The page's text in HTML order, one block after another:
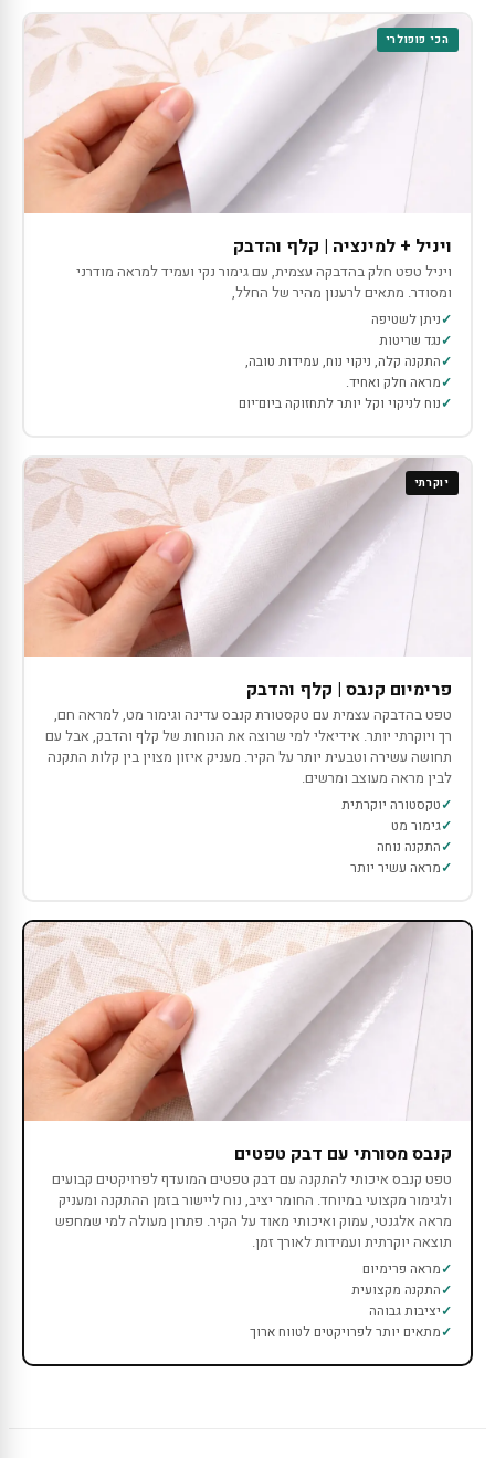
הכי פופולרי
ויניל + למינציה | קלף והדבק
ויניל טפט חלק בהדבקה עצמית, עם גימור נקי ועמיד למראה מודרני
ומסודר. מתאים לרענון מהיר של החלל,
ניתן לשטיפה
נגד שריטות
התקנה קלה, ניקוי נוח, עמידות טובה,
מראה חלק ואחיד.
נוח לניקוי וקל יותר לתחזוקה ביום־יום
יוקרתי
פרימיום קנבס | קלף והדבק
טפט בהדבקה עצמית עם טקסטורת קנבס עדינה וגימור מט, למראה חם,
רך ויוקרתי יותר. אידיאלי למי שרוצה את הנוחות של קלף והדבק, אבל עם
תחושה עשירה וטבעית יותר על הקיר. מעניק איזון מצוין בין קלות התקנה
לבין מראה מעוצב ומרשים.
טקסטורה יוקרתית
גימור מט
התקנה נוחה
מראה עשיר יותר
קנבס מסורתי עם דבק טפטים
טפט קנבס איכותי להתקנה עם דבק טפטים המועדף לפרויקטים קבועים
ולגימור מקצועי במיוחד. החומר יציב, נוח ליישור בזמן ההתקנה ומעניק
מראה אלגנטי, עמוק ואיכותי מאוד על הקיר. פתרון מעולה למי שמחפש
תוצאה יוקרתית ועמידות לאורך זמן.
מראה פרימיום
התקנה מקצועית
יציבות גבוהה
מתאים יותר לפרויקטים לטווח ארוך